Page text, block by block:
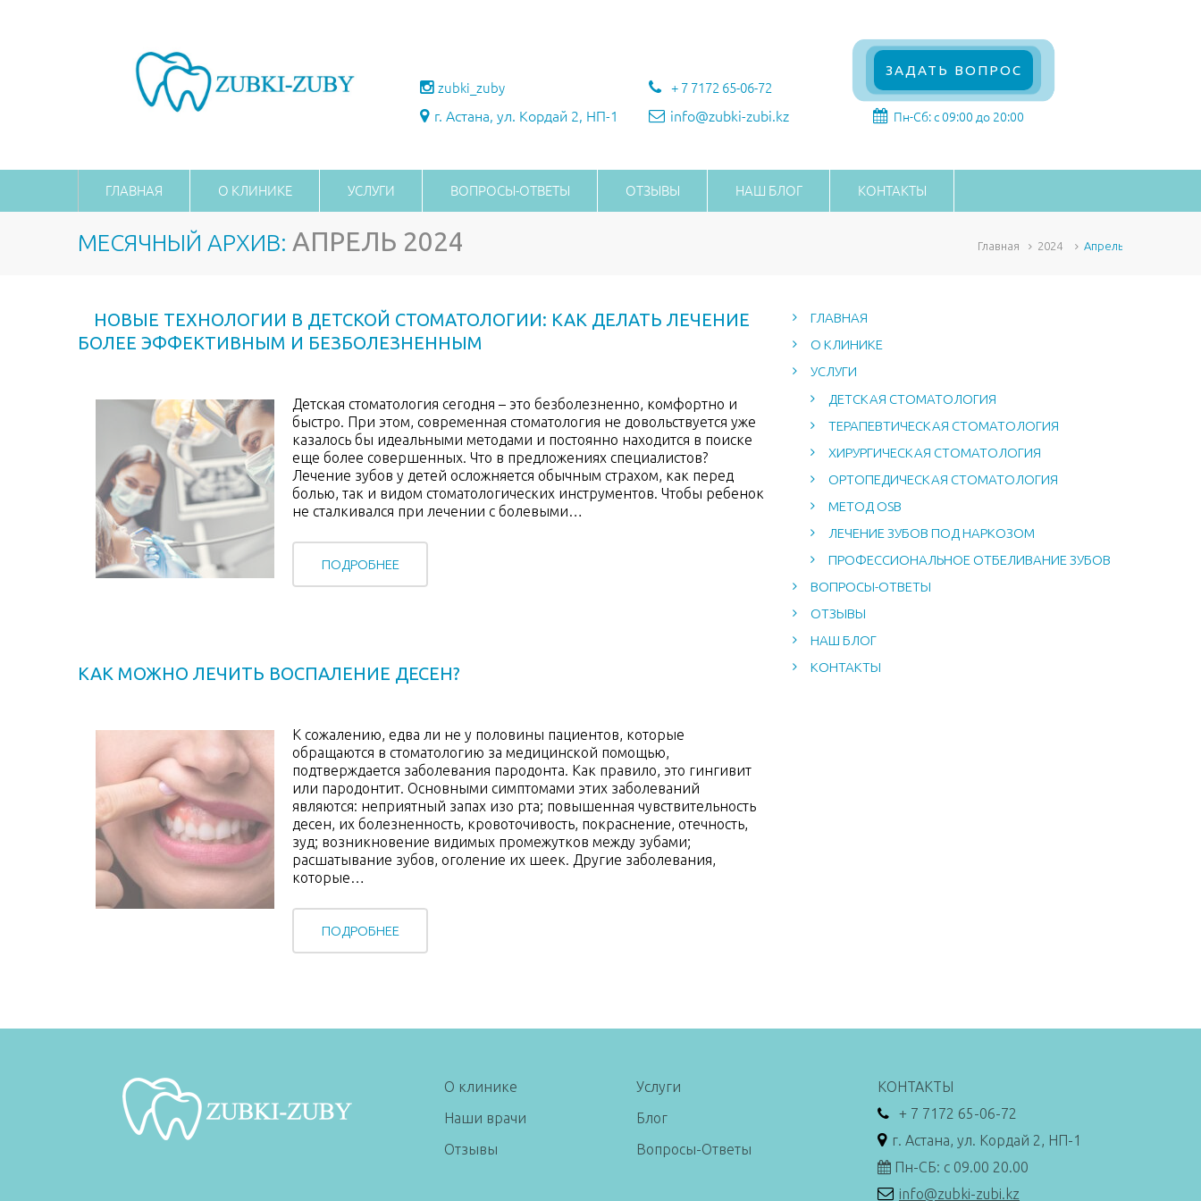
zubki_zuby
г. Астана, ул. Кордай 2, НП-1
+ 7 7172 65-06-72
info@zubki-zubi.kz
ЗАДАТЬ ВОПРОС
Пн-Сб: с 09:00 до 20:00
ГЛАВНАЯ О КЛИНИКЕ УСЛУГИ ВОПРОСЫ-ОТВЕТЫ ОТЗЫВЫ НАШ БЛОГ КОНТАКТЫ
МЕСЯЧНЫЙ АРХИВ: АПРЕЛЬ 2024 Главная 2024 Апрель
НОВЫЕ ТЕХНОЛОГИИ В ДЕТСКОЙ СТОМАТОЛОГИИ: КАК ДЕЛАТЬ ЛЕЧЕНИЕ
БОЛЕЕ ЭФФЕКТИВНЫМ И БЕЗБОЛЕЗНЕННЫМ
Детская стоматология сегодня – это безболезненно, комфортно и
быстро. При этом, современная стоматология не довольствуется уже
казалось бы идеальными методами и постоянно находится в поиске
еще более совершенных. Что в предложениях специалистов?
Лечение зубов у детей осложняется обычным страхом, как перед
болью, так и видом стоматологических инструментов. Чтобы ребенок
не сталкивался при лечении с болевыми…
ПОДРОБНЕЕ
КАК МОЖНО ЛЕЧИТЬ ВОСПАЛЕНИЕ ДЕСЕН?
К сожалению, едва ли не у половины пациентов, которые
обращаются в стоматологию за медицинской помощью,
подтверждается заболевания пародонта. Как правило, это гингивит
или пародонтит. Основными симптомами этих заболеваний
являются: неприятный запах изо рта; повышенная чувствительность
десен, их болезненность, кровоточивость, покраснение, отечность,
зуд; возникновение видимых промежутков между зубами;
расшатывание зубов, оголение их шеек. Другие заболевания,
которые…
ПОДРОБНЕЕ
ГЛАВНАЯ
О КЛИНИКЕ
УСЛУГИ
ДЕТСКАЯ СТОМАТОЛОГИЯ
ТЕРАПЕВТИЧЕСКАЯ СТОМАТОЛОГИЯ
ХИРУРГИЧЕСКАЯ СТОМАТОЛОГИЯ
ОРТОПЕДИЧЕСКАЯ СТОМАТОЛОГИЯ
МЕТОД OSB
ЛЕЧЕНИЕ ЗУБОВ ПОД НАРКОЗОМ
ПРОФЕССИОНАЛЬНОЕ ОТБЕЛИВАНИЕ ЗУБОВ
ВОПРОСЫ-ОТВЕТЫ
ОТЗЫВЫ
НАШ БЛОГ
КОНТАКТЫ
О клинике
Наши врачи
Отзывы
Услуги
Блог
Вопросы-Ответы
КОНТАКТЫ
+ 7 7172 65-06-72
г. Астана, ул. Кордай 2, НП-1
Пн-СБ: с 09.00 20.00
info@zubki-zubi.kz